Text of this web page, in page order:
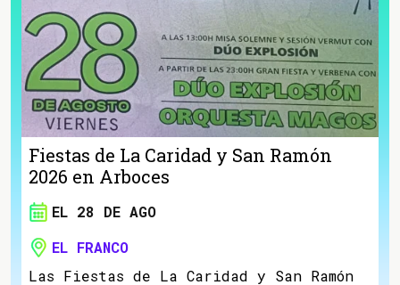
Fiestas de La Caridad y San Ramón
2026 en Arboces
EL 28 DE AGO
EL FRANCO
Las Fiestas de La Caridad y San Ramón